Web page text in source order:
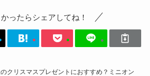
かったらシェアしてね！
クリスマスプレゼントにおすすめ？ミニオン